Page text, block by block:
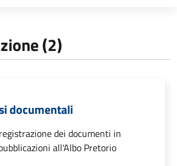
(2)
documentali
dei documenti in
all'Albo Pretorio